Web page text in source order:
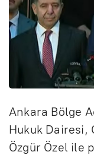
Ankara Bölge
Hukuk Dairesi,
Özgür Özel ile